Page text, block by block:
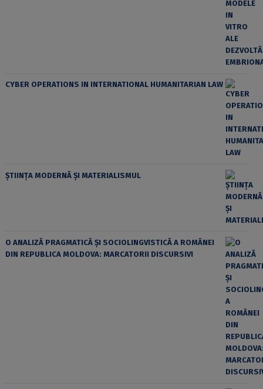
CYBER OPERATIONS IN INTERNATIONAL HUMANITARIAN LAW
ȘTIINȚA MODERNĂ ȘI MATERIALISMUL
O ANALIZĂ PRAGMATICĂ ȘI SOCIOLINGVISTICĂ A ROMÂNEI
DIN REPUBLICA MOLDOVA: MARCATORII DISCURSIVI